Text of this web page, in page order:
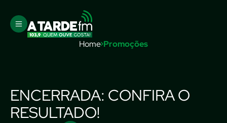
Home Promoções
ENCERRADA: CONFIRA O
RESULTADO!